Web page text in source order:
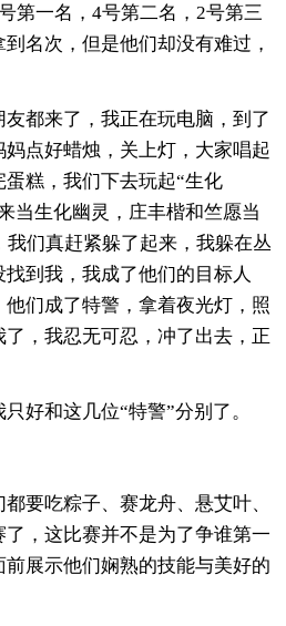
第一名，4号第二名，2号第三
名次，但是他们却没有难过，
都来了，我正在玩电脑，到了
点好蜡烛，关上灯，大家唱起
糕，我们下去玩起“生化
当生化幽灵，庄丰楷和竺愿当
们真赶紧躲了起来，我躲在丛
到我，我成了他们的目标人
们成了特警，拿着夜光灯，照
，我忍无可忍，冲了出去，正
好和这几位“特警”分别了。
要吃粽子、赛龙舟、悬艾叶、
，这比赛并不是为了争谁第一
展示他们娴熟的技能与美好的